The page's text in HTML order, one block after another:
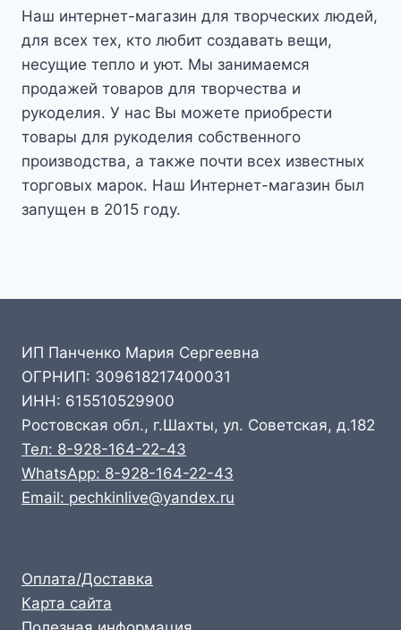
Наш интернет-магазин для творческих людей,
для всех тех, кто любит создавать вещи,
несущие тепло и уют. Мы занимаемся
продажей товаров для творчества и
рукоделия. У нас Вы можете приобрести
товары для рукоделия собственного
производства, а также почти всех известных
торговых марок. Наш Интернет-магазин был
запущен в 2015 году.
ИП Панченко Мария Сергеевна
ОГРНИП: 309618217400031
ИНН: 615510529900
Ростовская обл., г.Шахты, ул. Советская, д.182
Тел: 8-928-164-22-43
WhatsApp: 8-928-164-22-43
Email: pechkinlive@yandex.ru
Оплата/Доставка
Карта сайта